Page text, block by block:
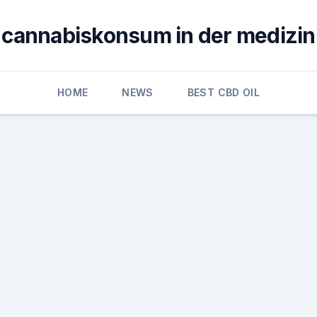
cannabiskonsum in der medizin
HOME NEWS BEST CBD OIL